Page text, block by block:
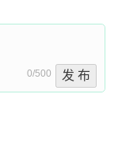
0/500 发 布